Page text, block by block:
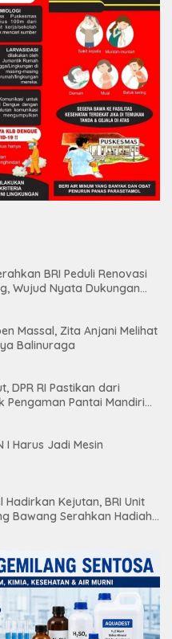
BRI Peduli Renovasi
Wujud Nyata Dukungan
Massal, Zita Anjani Melihat
Balinuraga
DPR RI Pastikan dari
Pengaman Pantai Mandiri
I Harus Jadi Mesin
Kejutan, BRI Unit
Bawang Serahkan Hadiah